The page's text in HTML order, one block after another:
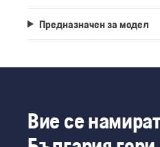
Предназначен за модел
Вие се